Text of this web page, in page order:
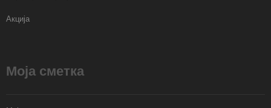
Акција
Моја сметка